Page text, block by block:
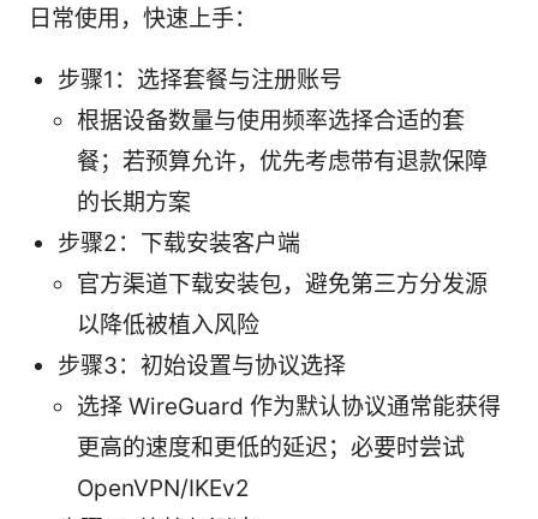
日常使用，快速上手：
步骤1：选择套餐与注册账号
根据设备数量与使用频率选择合适的套
餐；若预算允许，优先考虑带有退款保障
的长期方案
步骤2：下载安装客户端
官方渠道下载安装包，避免第三方分发源
以降低被植入风险
步骤3：初始设置与协议选择
选择 WireGuard 作为默认协议通常能获得
更高的速度和更低的延迟；必要时尝试
OpenVPN/IKEv2